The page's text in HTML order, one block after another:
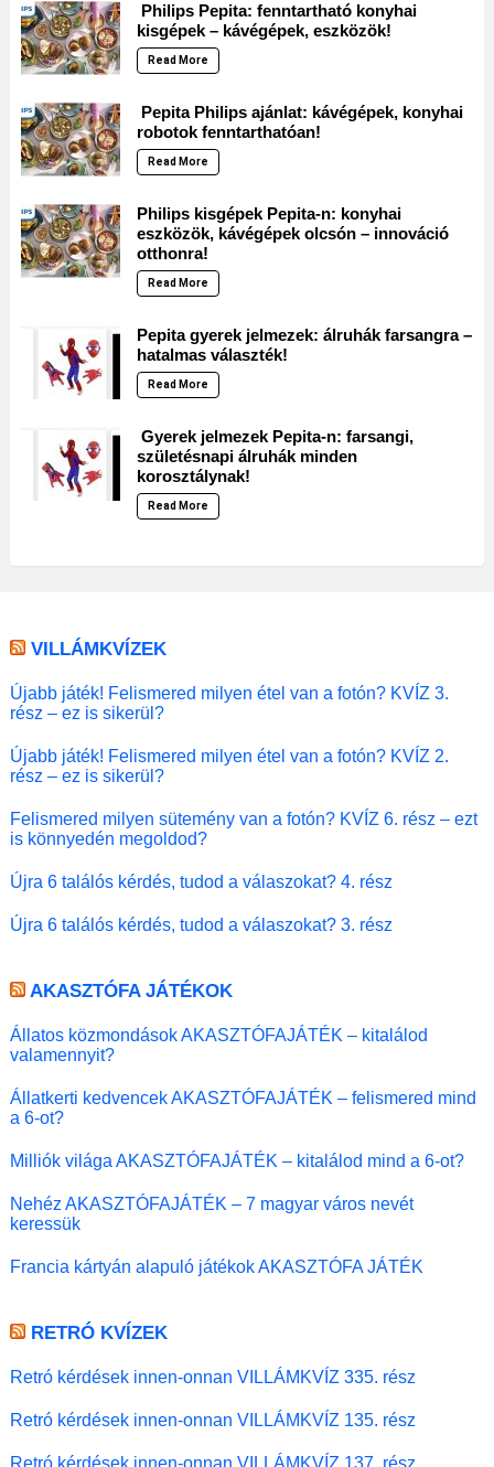
Philips Pepita: fenntartható konyhai
kisgépek – kávégépek, eszközök!
Read More
Pepita Philips ajánlat: kávégépek, konyhai
robotok fenntarthatóan!
Read More
Philips kisgépek Pepita-n: konyhai
eszközök, kávégépek olcsón – innováció
otthonra!
Read More
Pepita gyerek jelmezek: álruhák farsangra –
hatalmas választék!
Read More
Gyerek jelmezek Pepita-n: farsangi,
születésnapi álruhák minden
korosztálynak!
Read More
VILLÁMKVÍZEK
Újabb játék! Felismered milyen étel van a fotón? KVÍZ 3.
rész – ez is sikerül?
Újabb játék! Felismered milyen étel van a fotón? KVÍZ 2.
rész – ez is sikerül?
Felismered milyen sütemény van a fotón? KVÍZ 6. rész – ezt
is könnyedén megoldod?
Újra 6 találós kérdés, tudod a válaszokat? 4. rész
Újra 6 találós kérdés, tudod a válaszokat? 3. rész
AKASZTÓFA JÁTÉKOK
Állatos közmondások AKASZTÓFAJÁTÉK – kitalálod
valamennyit?
Állatkerti kedvencek AKASZTÓFAJÁTÉK – felismered mind
a 6-ot?
Milliók világa AKASZTÓFAJÁTÉK – kitalálod mind a 6-ot?
Nehéz AKASZTÓFAJÁTÉK – 7 magyar város nevét
keressük
Francia kártyán alapuló játékok AKASZTÓFA JÁTÉK
RETRÓ KVÍZEK
Retró kérdések innen-onnan VILLÁMKVÍZ 335. rész
Retró kérdések innen-onnan VILLÁMKVÍZ 135. rész
Retró kérdések innen-onnan VILLÁMKVÍZ 137. rész